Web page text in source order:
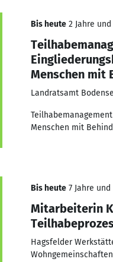
Bis heute 2 Jahre
Menschen mit
Landratsamt
Menschen mit
Bis heute 7 Jahre
Mitarbeiterin
Hagsfelder